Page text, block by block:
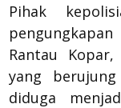
Pihak
Rantau
yang
diduga